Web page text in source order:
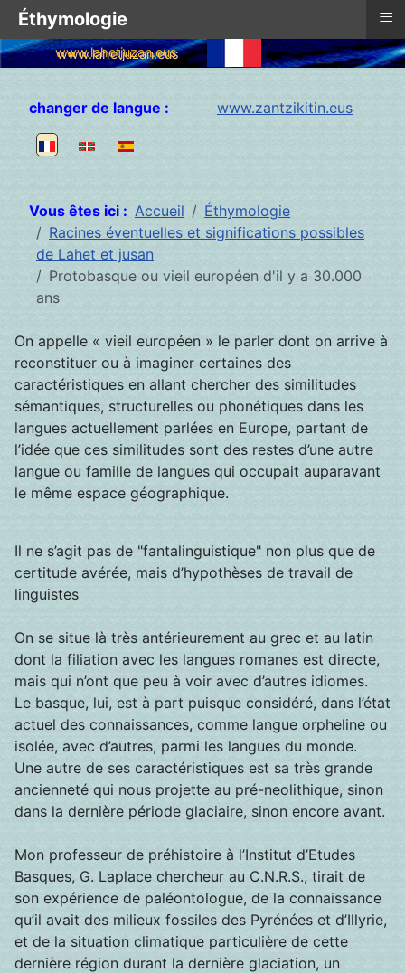
www.lahetjuzan.eus
Sélectionnez votre langue
changer de langue : www.zantzikitin.eus
Vous êtes ici : Accueil
Éthymologie
Racines éventuelles et significations possibles
de Lahet et jusan
Protobasque ou vieil européen d'il y a 30.000
ans
On appelle « vieil européen » le parler dont on arrive à
reconstituer ou à imaginer certaines des
caractéristiques en allant chercher des similitudes
sémantiques, structurelles ou phonétiques dans les
langues actuellement parlées en Europe, partant de
l’idée que ces similitudes sont des restes d’une autre
langue ou famille de langues qui occupait auparavant
le même espace géographique.
Il ne s’agit pas de "fantalinguistique" non plus que de
certitude avérée, mais d’hypothèses de travail de
linguistes
On se situe là très antérieurement au grec et au latin
dont la filiation avec les langues romanes est directe,
mais qui n’ont que peu à voir avec d’autres idiomes.
Le basque, lui, est à part puisque considéré, dans l’état
actuel des connaissances, comme langue orpheline ou
isolée, avec d’autres, parmi les langues du monde.
Une autre de ses caractéristiques est sa très grande
ancienneté qui nous projette au pré-neolithique, sinon
dans la dernière période glaciaire, sinon encore avant.
Mon professeur de préhistoire à l’Institut d’Etudes
Basques, G. Laplace chercheur au C.N.R.S., tirait de
son expérience de paléontologue, de la connaissance
qu’il avait des milieux fossiles des Pyrénées et d’Illyrie,
et de la situation climatique particulière de cette
dernière région durant la dernière glaciation, un
Éthymologie ≡